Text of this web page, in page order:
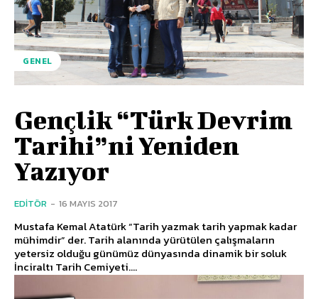
GENEL
Gençlik “Türk Devrim
Tarihi”ni Yeniden
Yazıyor
EDITÖR - 16 MAYIS 2017
Mustafa Kemal Atatürk “Tarih yazmak tarih yapmak kadar
mühimdir” der. Tarih alanında yürütülen çalışmaların
yetersiz olduğu günümüz dünyasında dinamik bir soluk
İnciraltı Tarih Cemiyeti....